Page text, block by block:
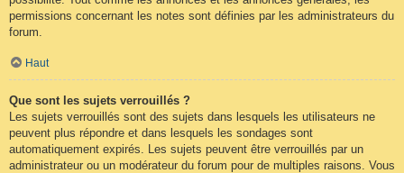
permissions concernant les notes sont définies par les administrateurs du
forum.
Haut
Que sont les sujets verrouillés ?
Les sujets verrouillés sont des sujets dans lesquels les utilisateurs ne
peuvent plus répondre et dans lesquels les sondages sont
automatiquement expirés. Les sujets peuvent être verrouillés par un
administrateur ou un modérateur du forum pour de multiples raisons. Vous